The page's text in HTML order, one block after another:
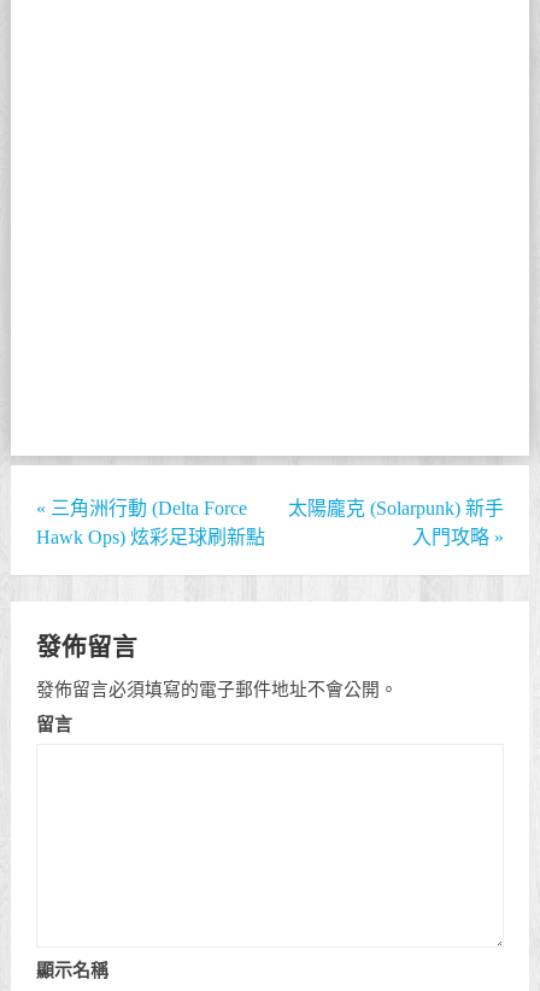
« 三角洲行動 (Delta Force
Hawk Ops) 炫彩足球刷新點
太陽龐克 (Solarpunk) 新手
入門攻略 »
發佈留言
發佈留言必須填寫的電子郵件地址不會公開。
留言
顯示名稱